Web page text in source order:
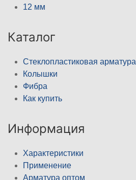
12 мм
Каталог
Стеклопластиковая арматура
Колышки
Фибра
Как купить
Информация
Характеристики
Применение
Арматура оптом